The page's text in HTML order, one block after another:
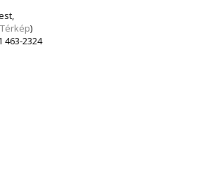
Térkép)
463-2324